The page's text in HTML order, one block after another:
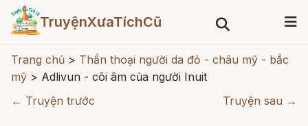
TruyệnXưaTíchCũ
Trang chủ > Thần thoại người da đỏ - châu mỹ - bắc
mỹ > Adlivun - cõi âm của người Inuit
← Truyện trước
Truyện sau →